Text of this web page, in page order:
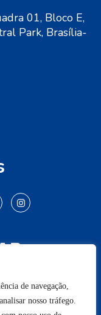
de navegação,
nosso tráfego.
01, Bloco E,
Park, Brasília-
reservados.